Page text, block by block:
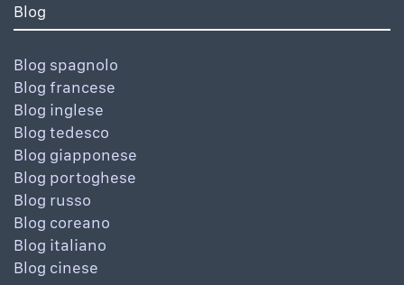
Blog
Blog spagnolo
Blog francese
Blog inglese
Blog tedesco
Blog giapponese
Blog portoghese
Blog russo
Blog coreano
Blog italiano
Blog cinese